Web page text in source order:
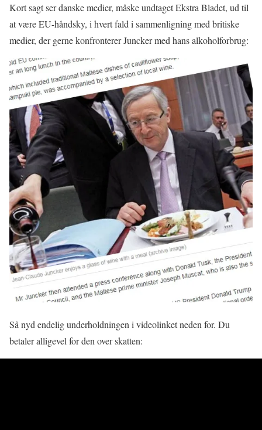
Kort sagt ser danske medier, måske undtaget Ekstra Bladet, ud til
at være EU-håndsky, i hvert fald i sammenligning med britiske
medier, der gerne konfronterer Juncker med hans alkoholforbrug:
Så nyd endelig underholdningen i videolinket neden for. Du
betaler alligevel for den over skatten: